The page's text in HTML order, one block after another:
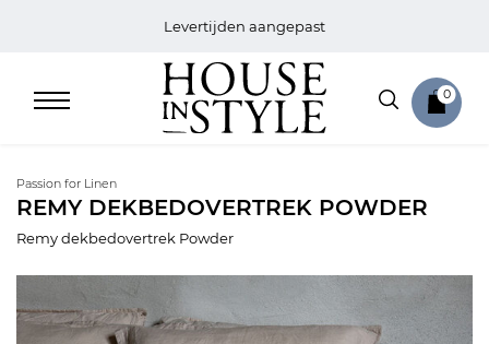
Levertijden aangepast
0
Home
Bed
Passion for Linen
REMY DEKBEDOVERTREK POWDER
Remy dekbedovertrek Powder